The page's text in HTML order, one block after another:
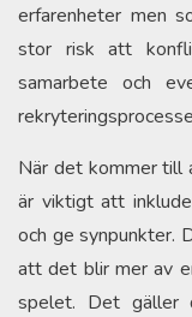
erfarenheter men
stor risk att
samarbete och
När det kommer
är viktigt att
och ge synpunkter.
att det blir mer av
spelet. Det gäller